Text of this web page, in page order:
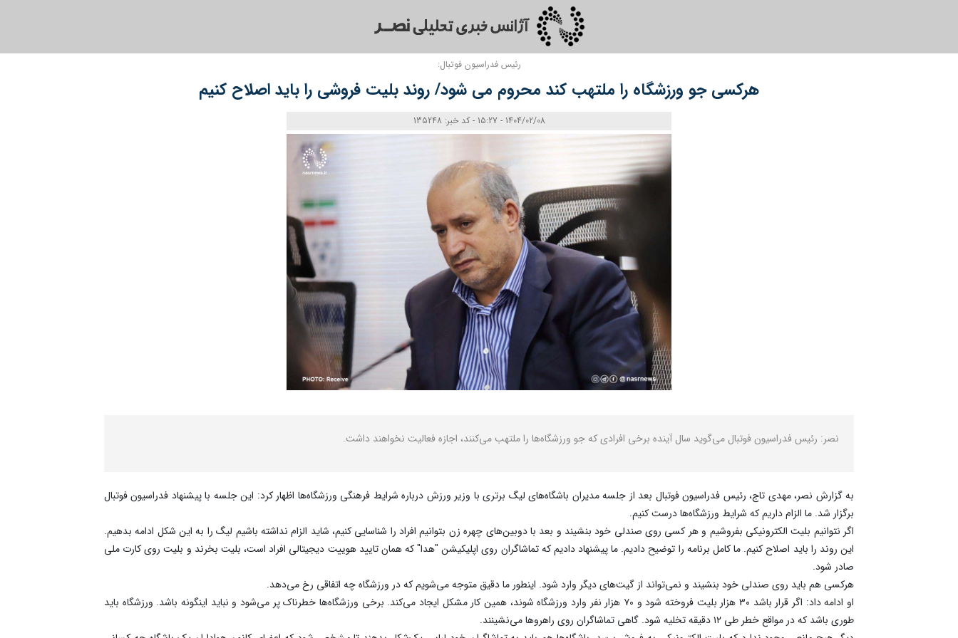
رئیس فدراسیون فوتبال:
هرکسی جو ورزشگاه را ملتهب کند محروم می‌ شود/ روند بلیت‌ فروشی را باید اصلاح کنیم
1404/02/08 - 15:27 - کد خبر: 135248
نصر: رئیس فدراسیون فوتبال می‌گوید سال آینده برخی افرادی که جو ورزشگاه‌ها را ملتهب می‌کنند، اجازه فعالیت نخواهند داشت.
به گزارش نصر، مهدی تاج، رئیس فدراسیون فوتبال بعد از جلسه مدیران باشگاه‌های لیگ برتری با وزیر ورزش درباره شرایط فرهنگی ورزشگاه‌ها اظهار کرد: این جلسه با پیشنهاد فدراسیون فوتبال
برگزار شد. ما الزام داریم که شرایط ورزشگاه‌ها درست کنیم.
اگر نتوانیم بلیت الکترونیکی بفروشیم و هر کسی روی صندلی خود بنشیند و بعد با دوبین‌های چهره زن بتوانیم افراد را شناسایی کنیم، شاید الزام نداشته باشیم لیگ را به این شکل ادامه بدهیم.
این روند را باید اصلاح کنیم. ما کامل برنامه را توضیح دادیم. ما پیشنهاد دادیم که تماشاگران روی اپلیکیشن "هدا" که همان تایید هوییت دیجیتالی افراد است، بلیت بخرند و بلیت روی کارت ملی
صادر شود.
هرکسی هم باید روی صندلی خود بنشیند و نمی‌تواند از گیت‌های دیگر وارد شود. اینطور ما دقیق متوجه می‌شویم که در ورزشگاه چه اتفاقی رخ می‌دهد.
او ادامه داد: اگر قرار باشد ۳۰ هزار بلیت فروخته شود و ۷۰ هزار نفر وارد ورزشگاه شوند، همین کار مشکل ایجاد می‌کند. برخی ورزشگاه‌ها خطرناک پر می‌شود و نباید اینگونه باشد. ورزشگاه باید
طوری باشد که در مواقع خطر طی ۱۲ دقیقه تخلیه شود. گاهی تماشاگران روی راهروها می‌نشینند.